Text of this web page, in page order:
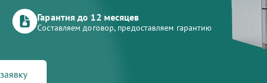
Гарантия до 12 месяцев
Составляем договор, предоставляем гарантию